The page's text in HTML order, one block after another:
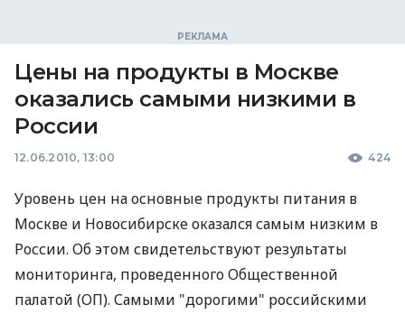
Цены на продукты в Москве
оказались самыми низкими в
России
12.06.2010, 13:00 424
Уровень цен на основные продукты питания в
Москве и Новосибирске оказался самым низким в
России. Об этом свидетельствуют результаты
мониторинга, проведенного Общественной
палатой (ОП). Самыми "дорогими" российскими